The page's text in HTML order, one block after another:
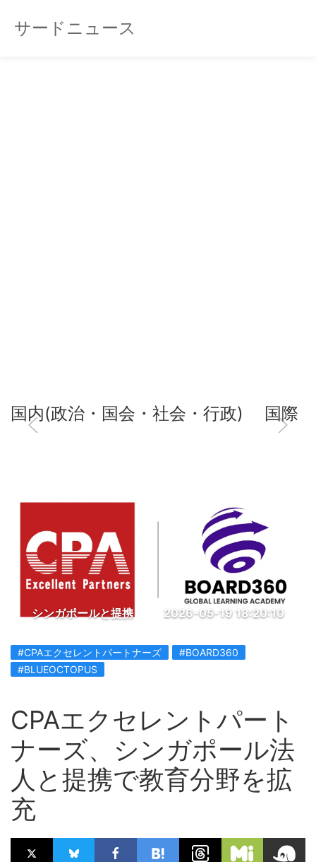
サードニュース
国内(政治・国会・社会・行政) 国際
シンガポールと提携 2026-05-19 18:20:10
#CPAエクセレントパートナーズ
#BOARD360
#BLUEOCTOPUS
CPAエクセレントパート
ナーズ、シンガポール法
人と提携で教育分野を拡
充